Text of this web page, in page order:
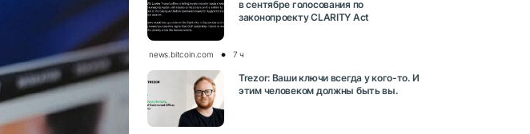
в сентябре голосования по
законопроекту CLARITY Act
news.bitcoin.com 7 ч
Trezor: Ваши ключи всегда у кого-то. И
этим человеком должны быть вы.